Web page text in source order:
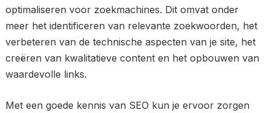
optimaliseren voor zoekmachines. Dit omvat onder
meer het identificeren van relevante zoekwoorden, het
verbeteren van de technische aspecten van je site, het
creëren van kwalitatieve content en het opbouwen van
waardevolle links.
Met een goede kennis van SEO kun je ervoor zorgen